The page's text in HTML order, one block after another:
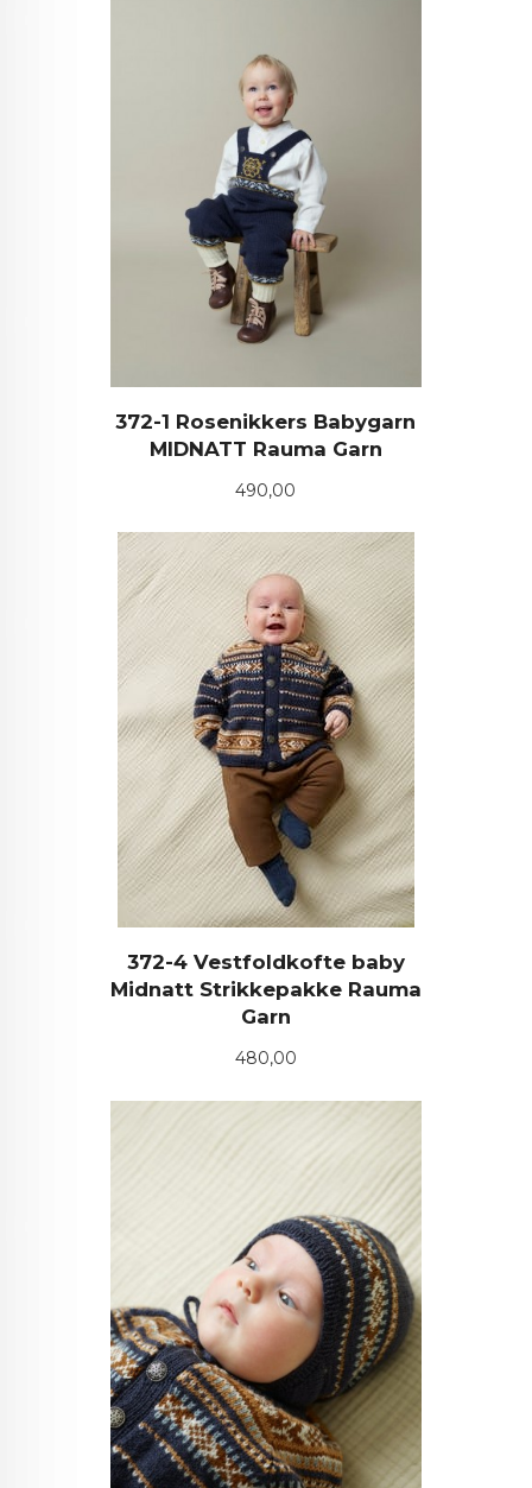
372-1 Rosenikkers Babygarn
MIDNATT Rauma Garn
Pris
490,00
372-4 Vestfoldkofte baby
Midnatt Strikkepakke Rauma
Garn
Pris
480,00